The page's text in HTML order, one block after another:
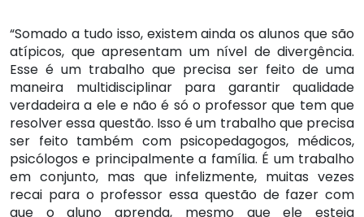
“Somado a tudo isso, existem ainda os alunos que são
atípicos, que apresentam um nível de divergência.
Esse é um trabalho que precisa ser feito de uma
maneira multidisciplinar para garantir qualidade
verdadeira a ele e não é só o professor que tem que
resolver essa questão. Isso é um trabalho que precisa
ser feito também com psicopedagogos, médicos,
psicólogos e principalmente a família. É um trabalho
em conjunto, mas que infelizmente, muitas vezes
recai para o professor essa questão de fazer com
que o aluno aprenda, mesmo que ele esteja